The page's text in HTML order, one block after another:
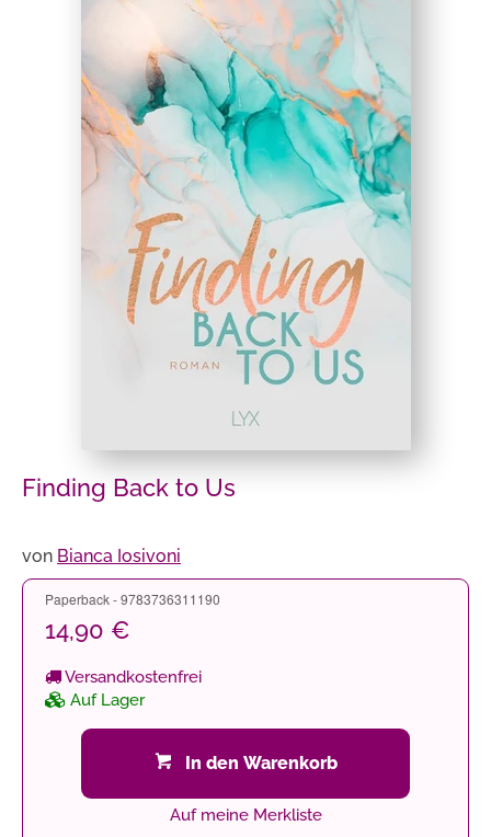
Finding Back to Us
von Bianca Iosivoni
Paperback - 9783736311190
14,90 €
Versandkostenfrei
Auf Lager
In den Warenkorb
Auf meine Merkliste